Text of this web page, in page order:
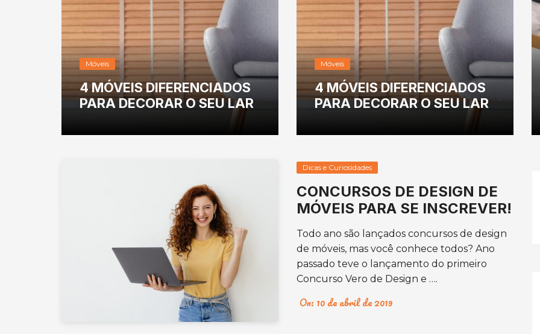
Móveis
4 MÓVEIS DIFERENCIADOS
PARA DECORAR O SEU LAR
Móveis
4 MÓVEIS DIFERENCIADOS
PARA DECORAR O SEU LAR
Dicas e Curiosidades
CONCURSOS DE DESIGN DE
MÓVEIS PARA SE INSCREVER!
Todo ano são lançados concursos de design
de móveis, mas você conhece todos? Ano
passado teve o lançamento do primeiro
Concurso Vero de Design e ….
On: 10 de abril de 2019